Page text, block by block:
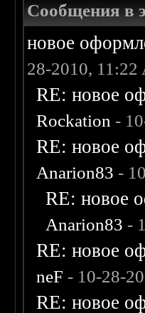
Сообщения в
новое
28-2010, 11:22
RE: новое
Rockation -
RE: новое
Anarion83 -
RE: новое
Anarion83 -
RE: новое
neF - 10-28-
RE: новое